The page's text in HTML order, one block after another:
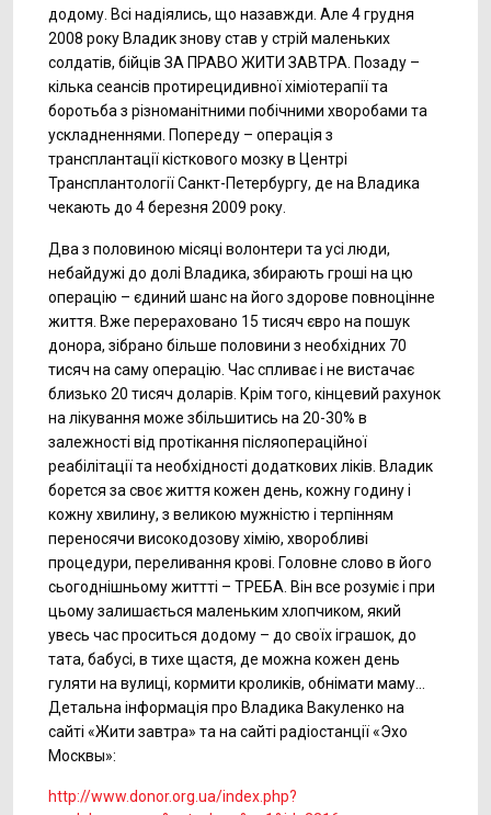
додому. Всі надіялись, що назавжди. Але 4 грудня
2008 року Владик знову став у стрій маленьких
солдатів, бійців ЗА ПРАВО ЖИТИ ЗАВТРА. Позаду –
кілька сеансів протирецидивної хіміотерапії та
боротьба з різноманітними побічними хворобами та
ускладненнями. Попереду – операція з
трансплантації кісткового мозку в Центрі
Трансплантології Санкт-Петербургу, де на Владика
чекають до 4 березня 2009 року.
Два з половиною місяці волонтери та усі люди,
небайдужі до долі Владика, збирають гроші на цю
операцію – єдиний шанс на його здорове повноцінне
життя. Вже перераховано 15 тисяч євро на пошук
донора, зібрано більше половини з необхідних 70
тисяч на саму операцію. Час спливає і не вистачає
близько 20 тисяч доларів. Крім того, кінцевий рахунок
на лікування може збільшитись на 20-30% в
залежності від протікання післяопераційної
реабілітації та необхідності додаткових ліків. Владик
борется за своє життя кожен день, кожну годину і
кожну хвилину, з великою мужністю і терпінням
переносячи високодозову хімію, хворобливі
процедури, переливання крові. Головне слово в його
сьогоднішньому життті – ТРЕБА. Він все розуміє і при
цьому залишається маленьким хлопчиком, який
увесь час проситься додому – до своїх іграшок, до
тата, бабусі, в тихе щастя, де можна кожен день
гуляти на вулиці, кормити кроликів, обнімати маму…
Детальна інформація про Владика Вакуленко на
сайті «Жити завтра» та на сайті радіостанції «Эхо
Москвы»:
http://www.donor.org.ua/index.php?